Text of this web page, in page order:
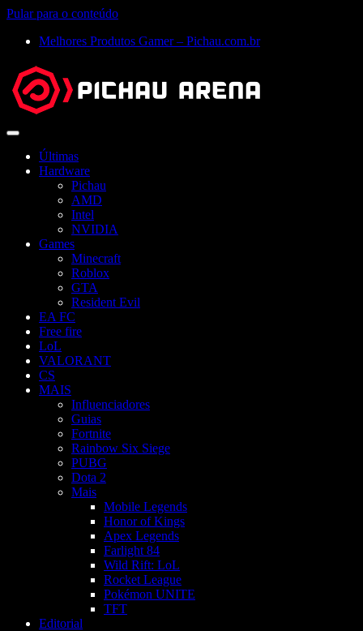
Pular para o conteúdo
Melhores Produtos Gamer – Pichau.com.br
Abrir
Últimas
Hardware
Pichau
AMD
Intel
NVIDIA
Games
Minecraft
Roblox
GTA
Resident Evil
EA FC
Free fire
LoL
VALORANT
CS
MAIS
Influenciadores
Guias
Fortnite
Rainbow Six Siege
PUBG
Dota 2
Mais
Mobile Legends
Honor of Kings
Apex Legends
Farlight 84
Wild Rift: LoL
Rocket League
Pokémon UNITE
TFT
Editorial